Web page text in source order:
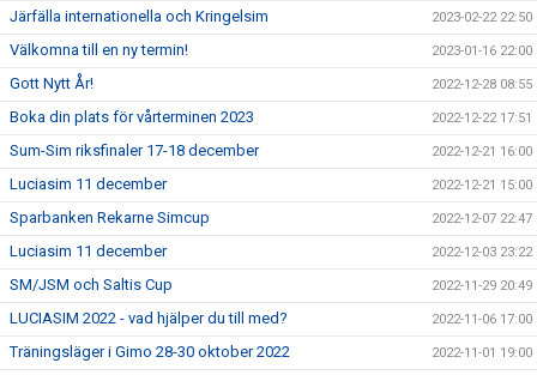
Järfälla internationella och Kringelsim 2023-02-22 22:50
Välkomna till en ny termin! 2023-01-16 22:00
Gott Nytt År! 2022-12-28 08:55
Boka din plats för vårterminen 2023 2022-12-22 17:51
Sum-Sim riksfinaler 17-18 december 2022-12-21 16:00
Luciasim 11 december 2022-12-21 15:00
Sparbanken Rekarne Simcup 2022-12-07 22:47
Luciasim 11 december 2022-12-03 23:22
SM/JSM och Saltis Cup 2022-11-29 20:49
LUCIASIM 2022 - vad hjälper du till med? 2022-11-06 17:00
Träningsläger i Gimo 28-30 oktober 2022 2022-11-01 19:00